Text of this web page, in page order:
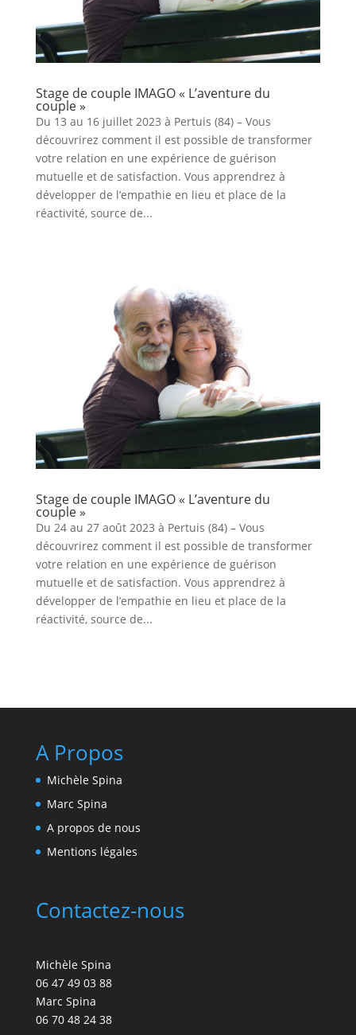
Stage de couple IMAGO « L’aventure du
couple »
Du 13 au 16 juillet 2023 à Pertuis (84) – Vous
découvrirez comment il est possible de transformer
votre relation en une expérience de guérison
mutuelle et de satisfaction. Vous apprendrez à
développer de l’empathie en lieu et place de la
réactivité, source de...
Stage de couple IMAGO « L’aventure du
couple »
Du 24 au 27 août 2023 à Pertuis (84) – Vous
découvrirez comment il est possible de transformer
votre relation en une expérience de guérison
mutuelle et de satisfaction. Vous apprendrez à
développer de l’empathie en lieu et place de la
réactivité, source de...
A Propos
Michèle Spina
Marc Spina
A propos de nous
Mentions légales
Contactez-nous
Michèle Spina
06 47 49 03 88
Marc Spina
06 70 48 24 38